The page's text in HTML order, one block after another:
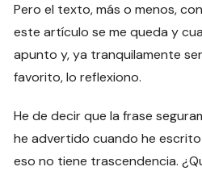
Pero el texto, más o menos,
este artículo se me queda y
apunto y, ya tranquilamente
favorito, lo reflexiono.
He de decir que la frase
he advertido cuando he escrito
eso no tiene trascendencia.